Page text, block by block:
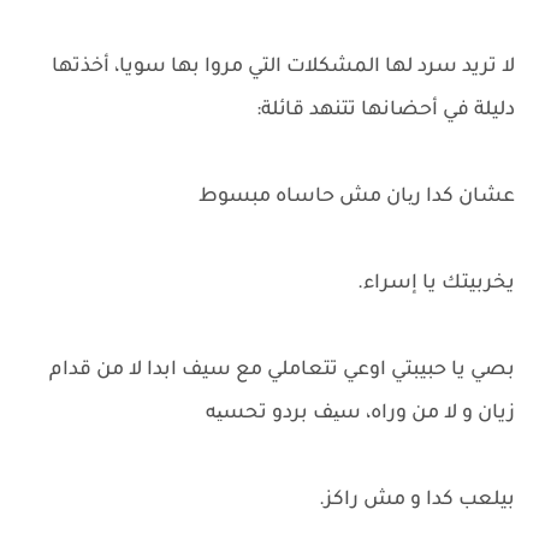
لا تريد سرد لها المشكلات التي مروا بها سويا، أخذتها
دليلة في أحضانها تتنهد قائلة:
عشان كدا ریان مش حاساه مبسوط
يخربيتك يا إسراء.
بصي يا حبيبتي اوعي تتعاملي مع سيف ابدا لا من قدام
زيان و لا من وراه، سیف بردو تحسیه
بيلعب كدا و مش راكز.